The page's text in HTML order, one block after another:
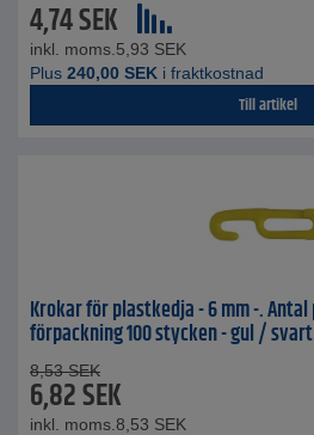
4,74SEK
inkl. moms. 5,93 SEK
Plus 240,00 SEK i fraktkostnad
Till artikel
Krokar för plastkedja - 6 mm -.
förpackning 100 stycken - gul /
8,53 SEK
6,82SEK
inkl. moms. 8,53 SEK